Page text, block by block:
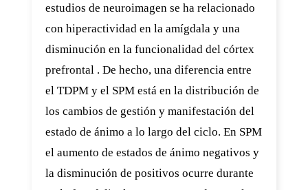
estudios de neuroimagen se ha relacionado
con hiperactividad en la amígdala y una
disminución en la funcionalidad del córtex
prefrontal . De hecho, una diferencia entre
el TDPM y el SPM está en la distribución de
los cambios de gestión y manifestación del
estado de ánimo a lo largo del ciclo. En SPM
el aumento de estados de ánimo negativos y
la disminución de positivos ocurre durante